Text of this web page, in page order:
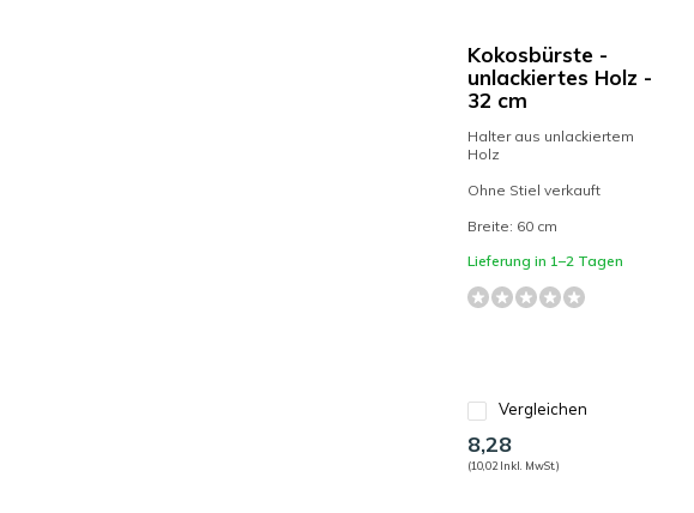
Kokosbürste -
unlackiertes Holz -
32 cm
Halter aus unlackiertem
Holz
Ohne Stiel verkauft
Breite: 60 cm
Lieferung in 1–2 Tagen
Vergleichen
8,28
(10,02 Inkl. MwSt.)